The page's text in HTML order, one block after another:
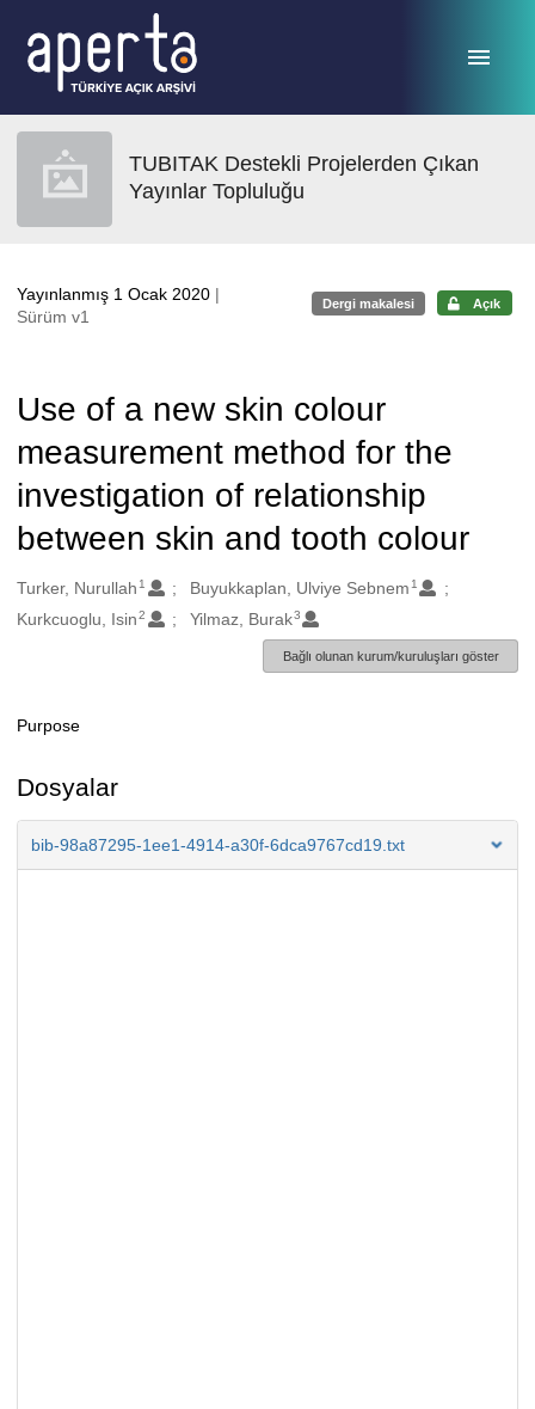
TUBITAK Destekli Projelerden Çıkan
Yayınlar Topluluğu
Yayınlanmış 1 Ocak 2020 |
Sürüm v1
Dergi makalesi Açık
Use of a new skin colour
measurement method for the
investigation of relationship
between skin and tooth colour
Oluşturanlar
Turker, Nurullah 1 Buyukkaplan, Ulviye Sebnem 1
Kurkcuoglu, Isin 2 Yilmaz, Burak3
Bağlı olunan kurum/kuruluşları göster
Açıklama
Purpose
Dosyalar
bib-98a87295-1ee1-4914-a30f-6dca9767cd19.txt